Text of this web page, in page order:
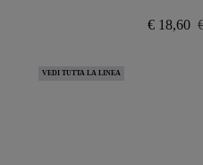
Il
€ 18,60 Il
VEDI TUTTA LA LINEA